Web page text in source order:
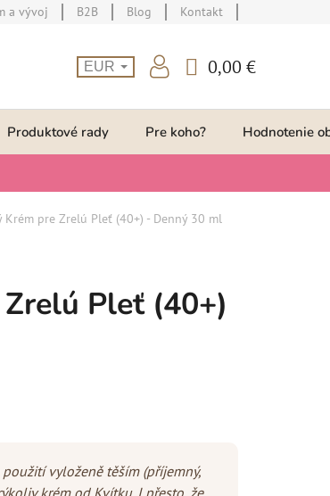
a vývoj B2B Blog Kontakt
EUR
KOŠÍK
0,00 €
Produktové rady Pre koho? Hodnotenie
Krém pre Zrelú Pleť (40+) - Denný 30 ml
Pleť (40+)
vyloženě těším (příjemný,
krém od Kvítku. I přesto, že